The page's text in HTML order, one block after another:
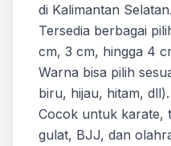
di Kalimantan Selatan.
Tersedia berbagai
cm, 3 cm, hingga 4
Warna bisa pilih
biru, hijau, hitam, dll).
Cocok untuk karate,
gulat, BJJ, dan